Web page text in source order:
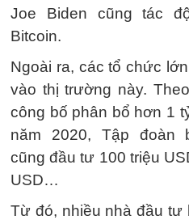
Joe Biden cũng tác
Bitcoin.
Ngoài ra, các tổ chức
vào thị trường này.
công bố phân bổ hơn 1
năm 2020, Tập đoàn
cũng đầu tư 100 triệu
USD…
Từ đó, nhiều nhà đầu tư